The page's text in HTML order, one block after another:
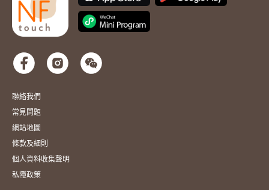
聯絡我們
常見問題
網站地圖
條款及細則
個人資料收集聲明
私隱政策